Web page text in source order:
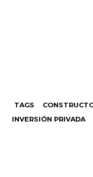
TAGS
INVERSIÓN PRIVADA